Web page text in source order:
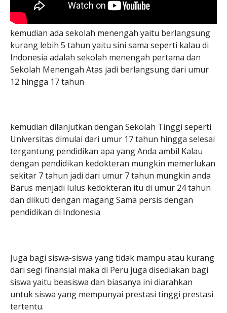
kemudian ada sekolah menengah yaitu berlangsung
kurang lebih 5 tahun yaitu sini sama seperti kalau di
Indonesia adalah sekolah menengah pertama dan
Sekolah Menengah Atas jadi berlangsung dari umur
12 hingga 17 tahun
kemudian dilanjutkan dengan Sekolah Tinggi seperti
Universitas dimulai dari umur 17 tahun hingga selesai
tergantung pendidikan apa yang Anda ambil Kalau
dengan pendidikan kedokteran mungkin memerlukan
sekitar 7 tahun jadi dari umur 7 tahun mungkin anda
Barus menjadi lulus kedokteran itu di umur 24 tahun
dan diikuti dengan magang Sama persis dengan
pendidikan di Indonesia
Juga bagi siswa-siswa yang tidak mampu atau kurang
dari segi finansial maka di Peru juga disediakan bagi
siswa yaitu beasiswa dan biasanya ini diarahkan
untuk siswa yang mempunyai prestasi tinggi prestasi
tertentu.